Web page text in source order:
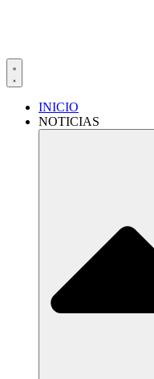
INICIO
NOTICIAS